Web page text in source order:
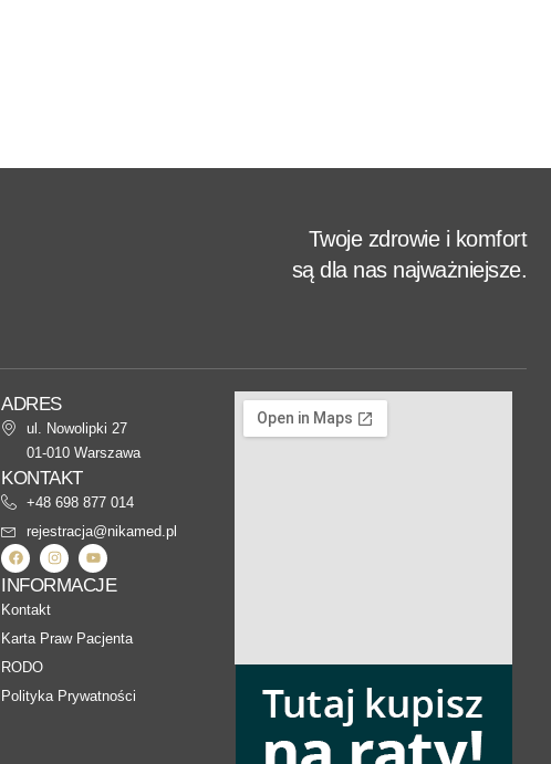
Twoje zdrowie i komfort
są dla nas najważniejsze.
ADRES
ul. Nowolipki 27
01-010 Warszawa
KONTAKT
+48 698 877 014
rejestracja@nikamed.pl
INFORMACJE
Kontakt
Karta Praw Pacjenta
RODO
Polityka Prywatności